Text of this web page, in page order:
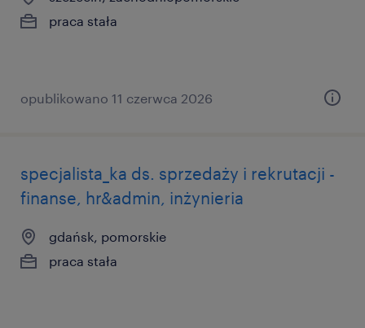
praca stała
opublikowano 11 czerwca 2026
specjalista_ka ds. sprzedaży i rekrutacji -
finanse, hr&admin, inżynieria
gdańsk, pomorskie
praca stała